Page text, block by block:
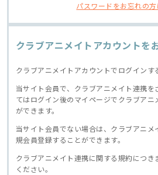
パスワードをお忘れの方
クラブアニメイトアカウントを
クラブアニメイトアカウントでログインす
当サイト会員で、クラブアニメイト連携
てはログイン後のマイページでクラブアニ
ができます。
当サイト会員でない場合は、クラブアニメ
規会員登録することができます。
クラブアニメイト連携に関する規約につき
ください。